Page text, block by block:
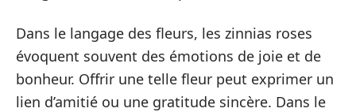
Dans le langage des fleurs, les zinnias roses
évoquent souvent des émotions de joie et de
bonheur. Offrir une telle fleur peut exprimer un
lien d’amitié ou une gratitude sincère. Dans le